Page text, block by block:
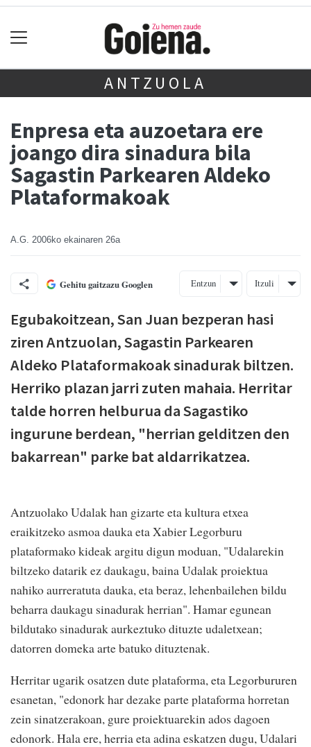
ANTZUOLA
Enpresa eta auzoetara ere
joango dira sinadura bila
Sagastin Parkearen Aldeko
Plataformakoak
A.G. 2006ko ekainaren 26a
Gehitu gaitzazu Googlen Entzun Itzuli
Egubakoitzean, San Juan bezperan hasi
ziren Antzuolan, Sagastin Parkearen
Aldeko Plataformakoak sinadurak biltzen.
Herriko plazan jarri zuten mahaia. Herritar
talde horren helburua da Sagastiko
ingurune berdean, "herrian gelditzen den
bakarrean" parke bat aldarrikatzea.
Antzuolako Udalak han gizarte eta kultura etxea
eraikitzeko asmoa dauka eta Xabier Legorburu
plataformako kideak argitu digun moduan, "Udalarekin
biltzeko datarik ez daukagu, baina Udalak proiektua
nahiko aurreratuta dauka, eta beraz, lehenbailehen bildu
beharra daukagu sinadurak herrian". Hamar egunean
bildutako sinadurak aurkeztuko dituzte udaletxean;
datorren domeka arte batuko dituztenak.
Herritar ugarik osatzen dute plataforma, eta Legorbururen
esanetan, "edonork har dezake parte plataforma horretan
zein sinatzerakoan, gure proiektuarekin ados dagoen
edonork. Hala ere, herria eta adina eskatzen dugu, Udalari